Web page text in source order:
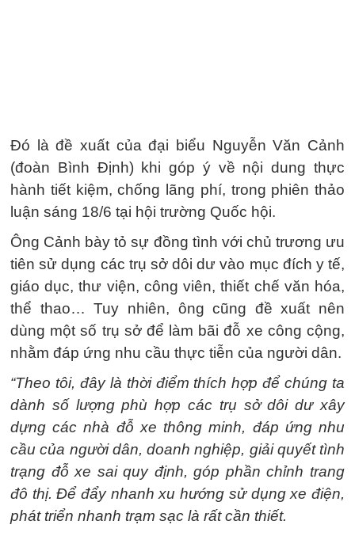
Đó là đề xuất của đại biểu Nguyễn Văn Cảnh
(đoàn Bình Định) khi góp ý về nội dung thực
hành tiết kiệm, chống lãng phí, trong phiên thảo
luận sáng 18/6 tại hội trường Quốc hội.
Ông Cảnh bày tỏ sự đồng tình với chủ trương ưu
tiên sử dụng các trụ sở dôi dư vào mục đích y tế,
giáo dục, thư viện, công viên, thiết chế văn hóa,
thể thao… Tuy nhiên, ông cũng đề xuất nên
dùng một số trụ sở để làm bãi đỗ xe công cộng,
nhằm đáp ứng nhu cầu thực tiễn của người dân.
“Theo tôi, đây là thời điểm thích hợp để chúng ta
dành số lượng phù hợp các trụ sở dôi dư xây
dựng các nhà đỗ xe thông minh, đáp ứng nhu
cầu của người dân, doanh nghiệp, giải quyết tình
trạng đỗ xe sai quy định, góp phần chỉnh trang
đô thị. Để đẩy nhanh xu hướng sử dụng xe điện,
phát triển nhanh trạm sạc là rất cần thiết.